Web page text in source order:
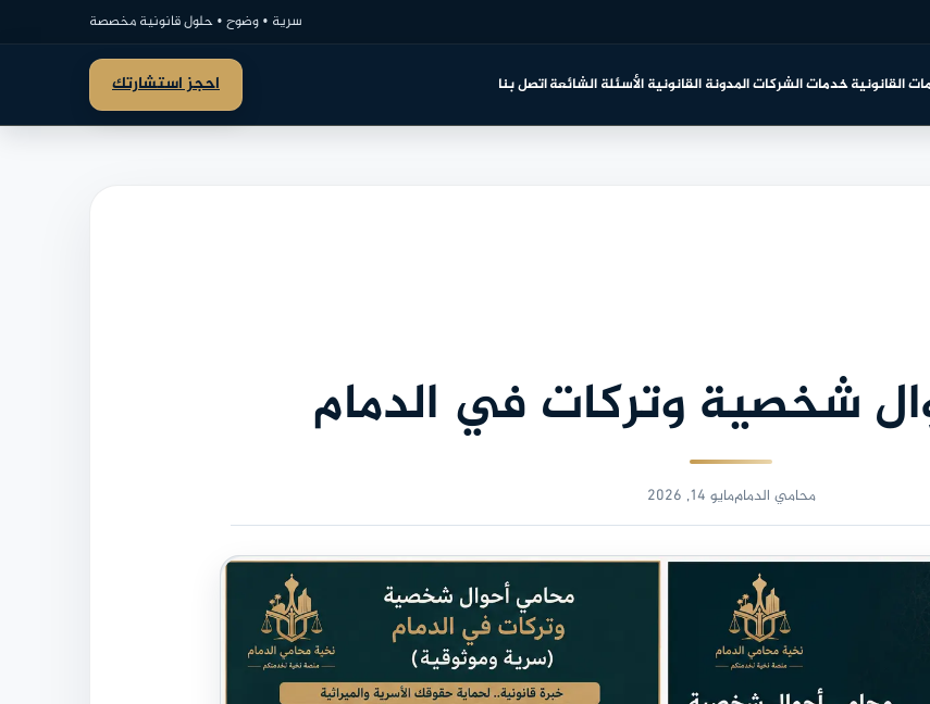
سرية • وضوح • حلول قانونية مخصصة
القانونيةخدمات الشركاتالمدونة القانونيةالأسئلة الشائعةاتصل بنا احجز استشارتك
شخصية وتركات في الدمام
محامي الدماممايو 14, 2026